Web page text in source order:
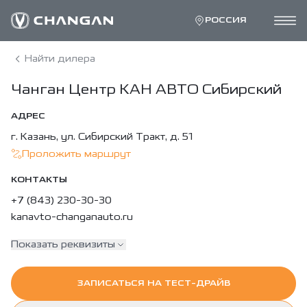
РОССИЯ
Найти дилера
Чанган Центр КАН АВТО Сибирский
АДРЕС
г. Казань, ул. Сибирский Тракт, д. 51
Проложить маршрут
КОНТАКТЫ
+7 (843) 230-30-30
kanavto-changanauto.ru
Показать реквизиты
ЗАПИСАТЬСЯ НА ТЕСТ-ДРАЙВ